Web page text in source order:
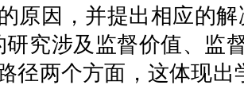
原因，并提出相应的
研究涉及监督价值、监
径两个方面，这体现